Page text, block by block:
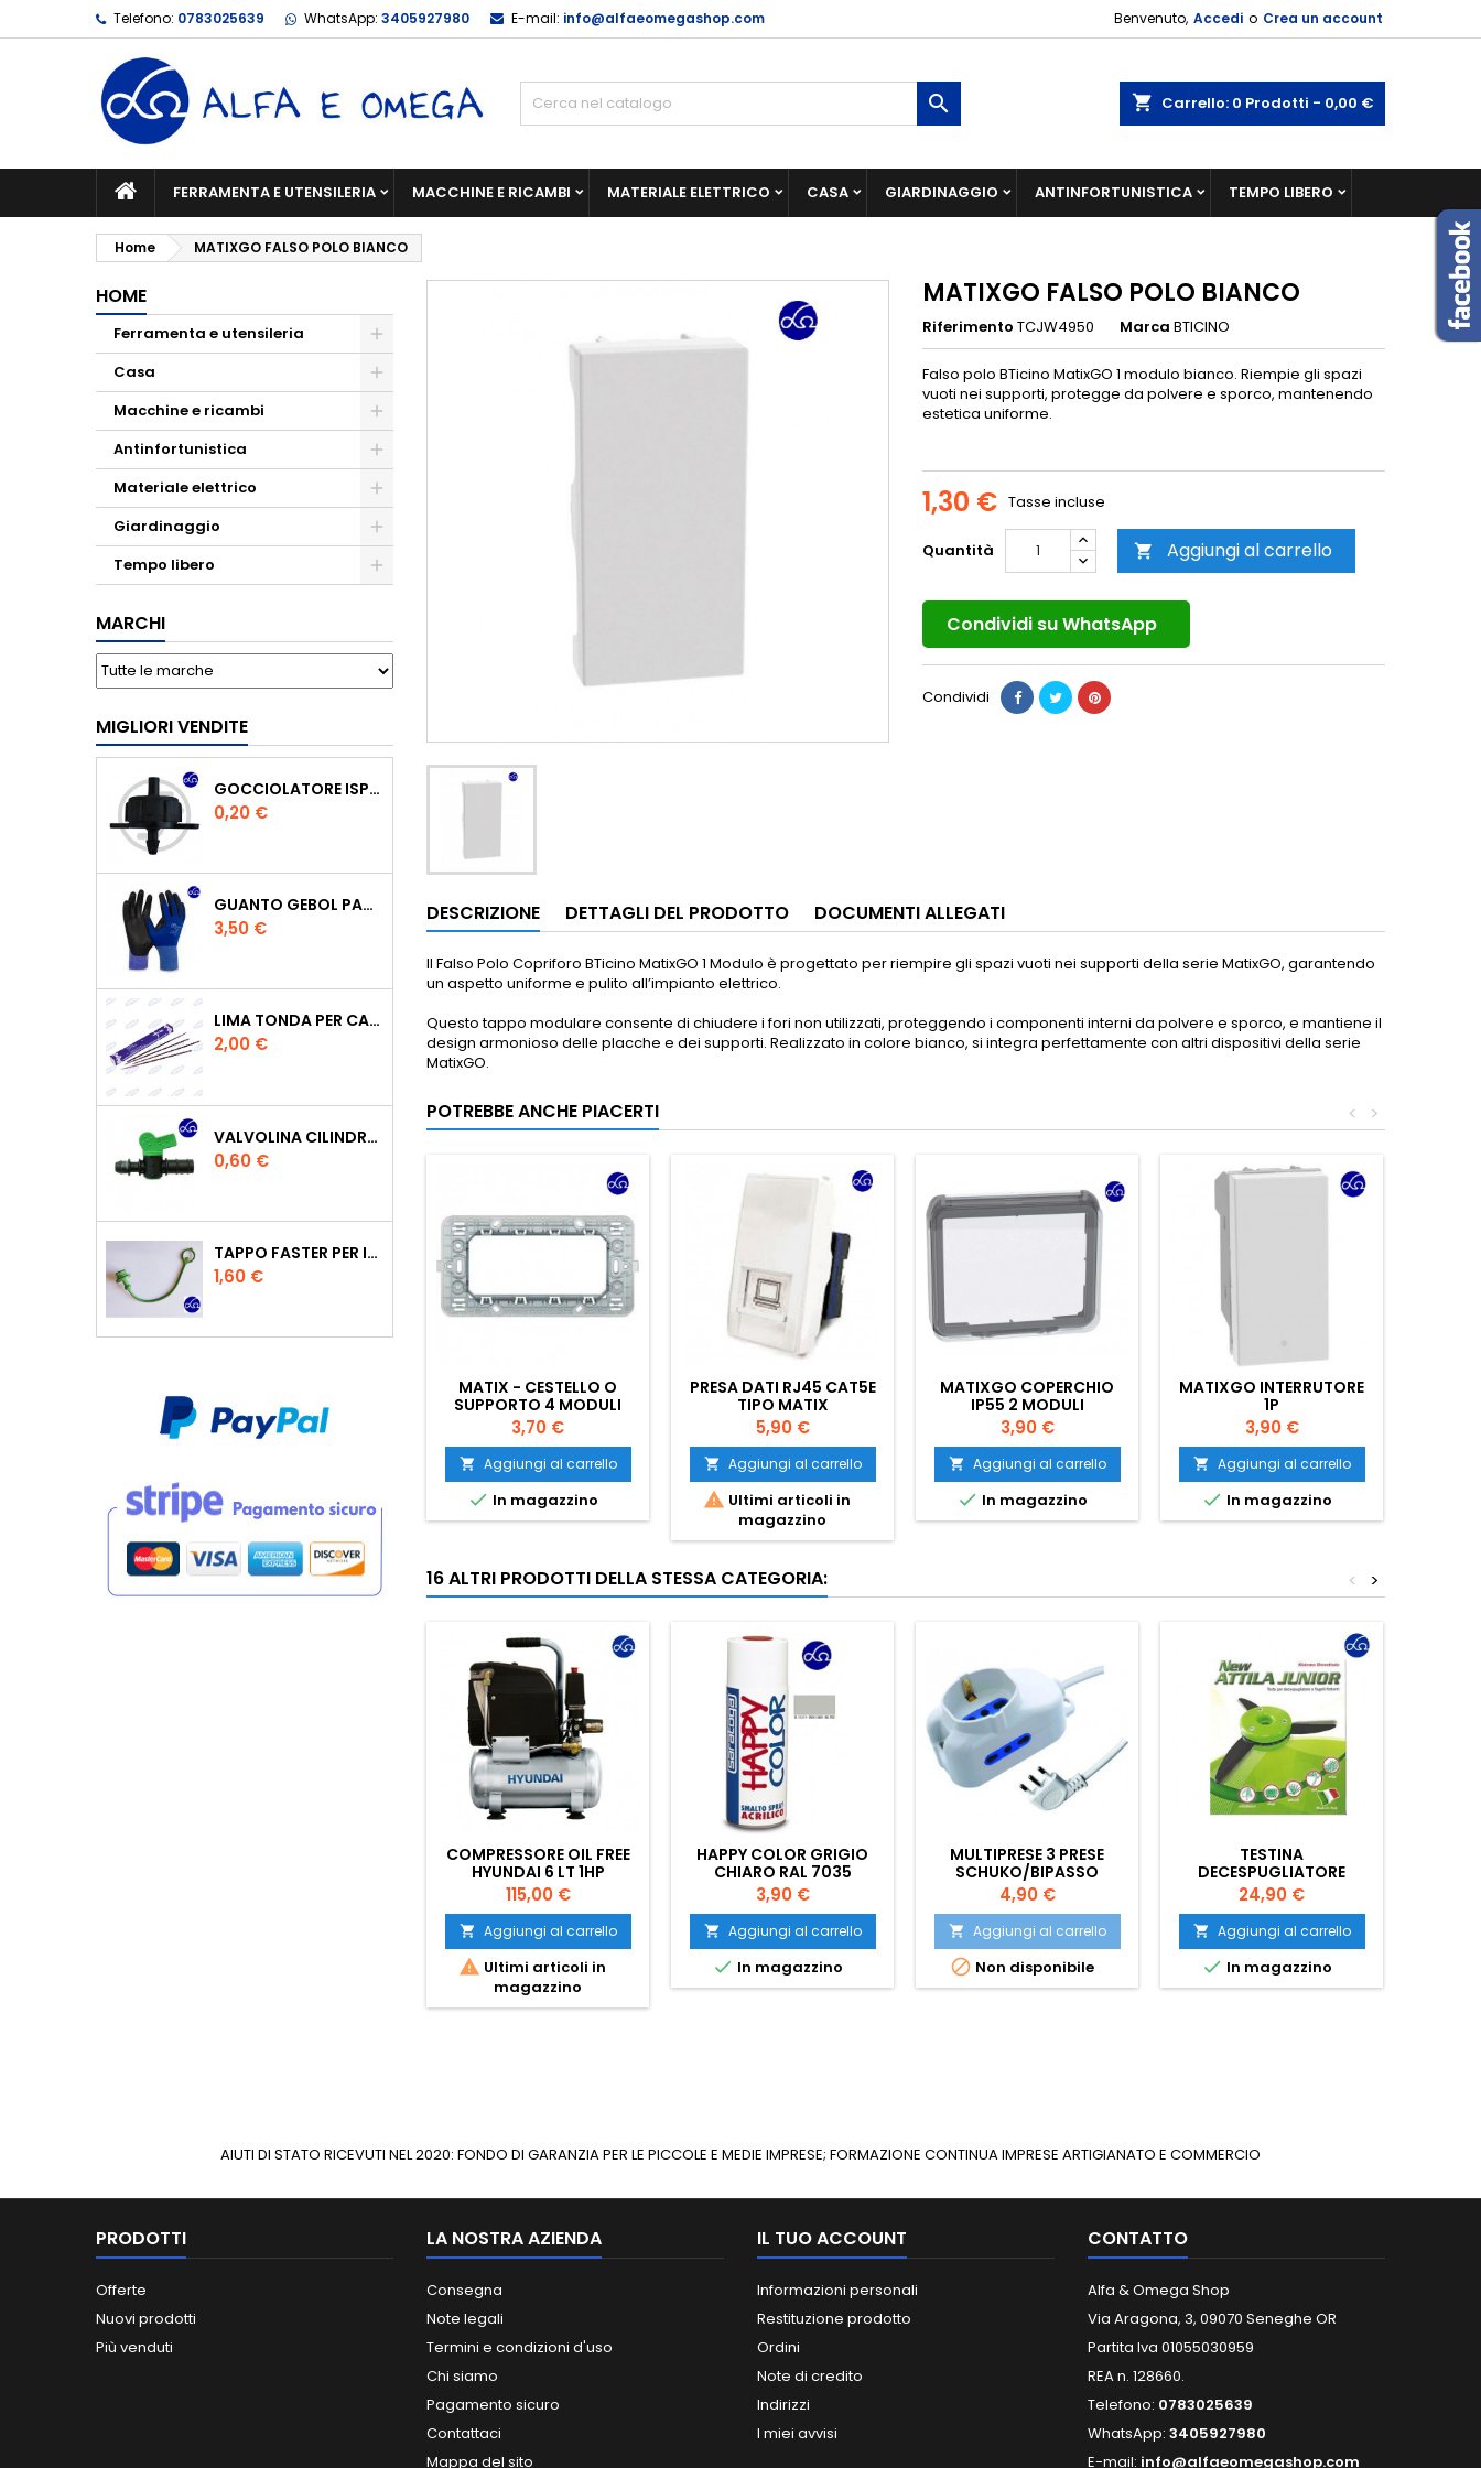
Telefono: 0783025639 WhatsApp: 3405927980 E-mail: info@alfaeomegashop.com Benvenuto, Accedi o Crea un account
shopping_cart Carrello: 0 Prodotti - 0,00 €

FERRAMENTA E UTENSILERIA MACCHINE E RICAMBI MATERIALE ELETTRICO CASA GIARDINAGGIO ANTINFORTUNISTICA TEMPO LIBERO
Home MATIXGO FALSO POLO BIANCO
HOME
Ferramenta e utensileria
Casa
Macchine e ricambi
Antinfortunistica
Materiale elettrico
Giardinaggio
Tempo libero
MARCHI
MIGLIORI VENDITE
GOCCIOLATORE ISPEZIONABILE 4 L/H
Prezzo
0,20 €
GUANTO GEBOL PACIFIC - TG.10 709553 -
Prezzo
3,50 €
LIMA TONDA PER CATENA MOTOSEGA VALLORBE 3/16
Prezzo
2,00 €
VALVOLINA CILINDRO DI DERIVAZIONE CON PORTAGOMMA IN POLIPROPILENE- Ø MM.16
Prezzo
0,60 €
TAPPO FASTER PER INNESTO RAPIDO FEMMINA DA 1/2" COLORE VERDE
Prezzo
1,60 €
MATIXGO FALSO POLO BIANCO
Riferimento TCJW4950 Marca BTICINO
Falso polo BTicino MatixGO 1 modulo bianco. Riempie gli spazi
vuoti nei supporti, protegge da polvere e sporco, mantenendo
estetica uniforme.
1,30 € Tasse incluse
Quantità  Aggiungi al carrello
Condividi su WhatsApp
Condividi
DESCRIZIONE DETTAGLI DEL PRODOTTO DOCUMENTI ALLEGATI
Il Falso Polo Copriforo BTicino MatixGO 1 Modulo è progettato per riempire gli spazi vuoti nei supporti della serie MatixGO, garantendo
un aspetto uniforme e pulito all’impianto elettrico.
Questo tappo modulare consente di chiudere i fori non utilizzati, proteggendo i componenti interni da polvere e sporco, e mantiene il
design armonioso delle placche e dei supporti. Realizzato in colore bianco, si integra perfettamente con altri dispositivi della serie
MatixGO.
POTREBBE ANCHE PIACERTI >
<
MATIX - CESTELLO O
SUPPORTO 4 MODULI
Prezzo
3,70 €
 Aggiungi al carrello
 In magazzino
PRESA DATI RJ45 CAT5E
TIPO MATIX
Prezzo
5,90 €
 Aggiungi al carrello
 Ultimi articoli in
magazzino
MATIXGO COPERCHIO
IP55 2 MODULI
Prezzo
3,90 €
 Aggiungi al carrello
 In magazzino
MATIXGO INTERRUTORE
1P
Prezzo
3,90 €
 Aggiungi al carrello
 In magazzino
16 ALTRI PRODOTTI DELLA STESSA CATEGORIA: >
<
COMPRESSORE OIL FREE
HYUNDAI 6 LT 1HP
Prezzo
115,00 €
 Aggiungi al carrello
 Ultimi articoli in
magazzino
HAPPY COLOR GRIGIO
CHIARO RAL 7035
Prezzo
3,90 €
 Aggiungi al carrello
 In magazzino
MULTIPRESE 3 PRESE
SCHUKO/BIPASSO
BIANCO 16A
Prezzo
4,90 €
 Aggiungi al carrello
 Non disponibile
TESTINA
DECESPUGLIATORE
ATTILA JUNIOR
Prezzo
24,90 €
 Aggiungi al carrello
 In magazzino
AIUTI DI STATO RICEVUTI NEL 2020: FONDO DI GARANZIA PER LE PICCOLE E MEDIE IMPRESE; FORMAZIONE CONTINUA IMPRESE ARTIGIANATO E COMMERCIO
PRODOTTI
Offerte
Nuovi prodotti
Più venduti
LA NOSTRA AZIENDA
Consegna
Note legali
Termini e condizioni d'uso
Chi siamo
Pagamento sicuro
Contattaci
Mappa del sito
IL TUO ACCOUNT
Informazioni personali
Restituzione prodotto
Ordini
Note di credito
Indirizzi
I miei avvisi
CONTATTO
Alfa & Omega Shop
Via Aragona, 3, 09070 Seneghe OR
Partita Iva 01055030959
REA n. 128660.
Telefono: 0783025639
WhatsApp: 3405927980
E-mail: info@alfaeomegashop.com